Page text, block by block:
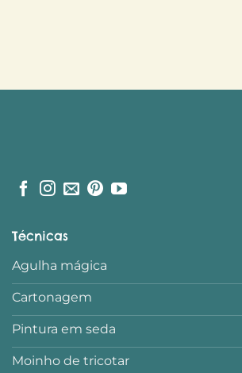
Técnicas
Agulha mágica
Cartonagem
Pintura em seda
Moinho de tricotar